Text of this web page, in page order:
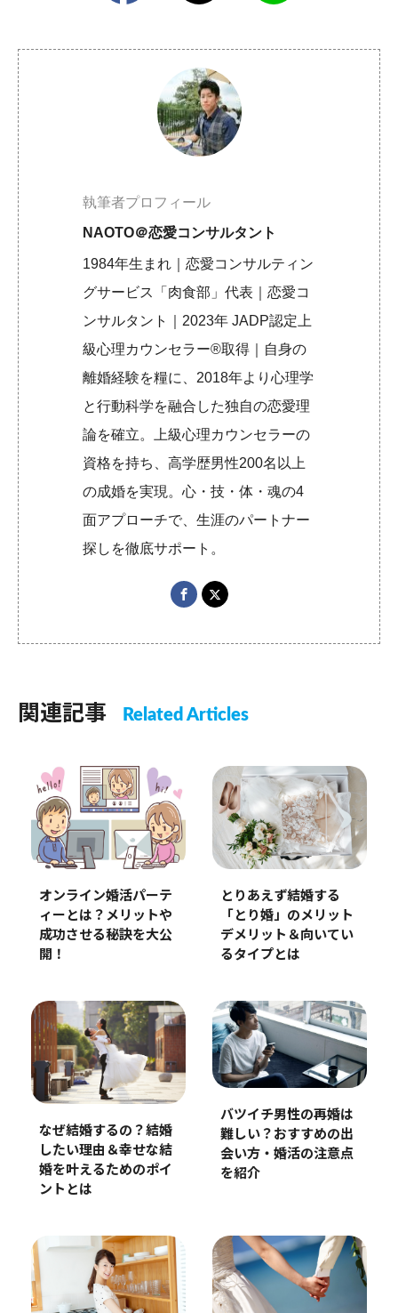
執筆者プロフィール
NAOTO＠恋愛コンサルタント
1984年生まれ｜恋愛コンサルティン
グサービス「肉食部」代表｜恋愛コ
ンサルタント｜2023年 JADP認定上
級心理カウンセラー®取得｜自身の
離婚経験を糧に、2018年より心理学
と行動科学を融合した独自の恋愛理
論を確立。上級心理カウンセラーの
資格を持ち、高学歴男性200名以上
の成婚を実現。心・技・体・魂の4
面アプローチで、生涯のパートナー
探しを徹底サポート。
関連記事 Related Articles
オンライン婚活パーテ
ィーとは？メリットや
成功させる秘訣を大公
開！
とりあえず結婚する
「とり婚」のメリット
デメリット＆向いてい
るタイプとは
なぜ結婚するの？結婚
したい理由＆幸せな結
婚を叶えるためのポイ
ントとは
バツイチ男性の再婚は
難しい？おすすめの出
会い方・婚活の注意点
を紹介